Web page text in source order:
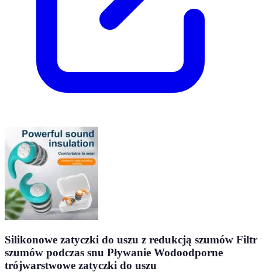
Silikonowe zatyczki do uszu z redukcją szumów Filtr
szumów podczas snu Pływanie Wodoodporne
trójwarstwowe zatyczki do uszu